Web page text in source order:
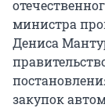
министра
Дениса
закупок